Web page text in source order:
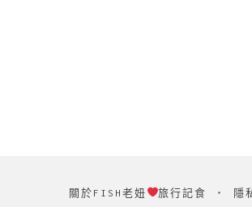
關於FISH老妞 旅行記食 ‧ 隱